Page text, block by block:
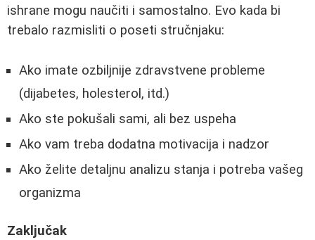
ishrane mogu naučiti i samostalno. Evo kada bi
trebalo razmisliti o poseti stručnjaku:
Ako imate ozbiljnije zdravstvene probleme
(dijabetes, holesterol, itd.)
Ako ste pokušali sami, ali bez uspeha
Ako vam treba dodatna motivacija i nadzor
Ako želite detaljnu analizu stanja i potreba vašeg
organizma
Zaključak